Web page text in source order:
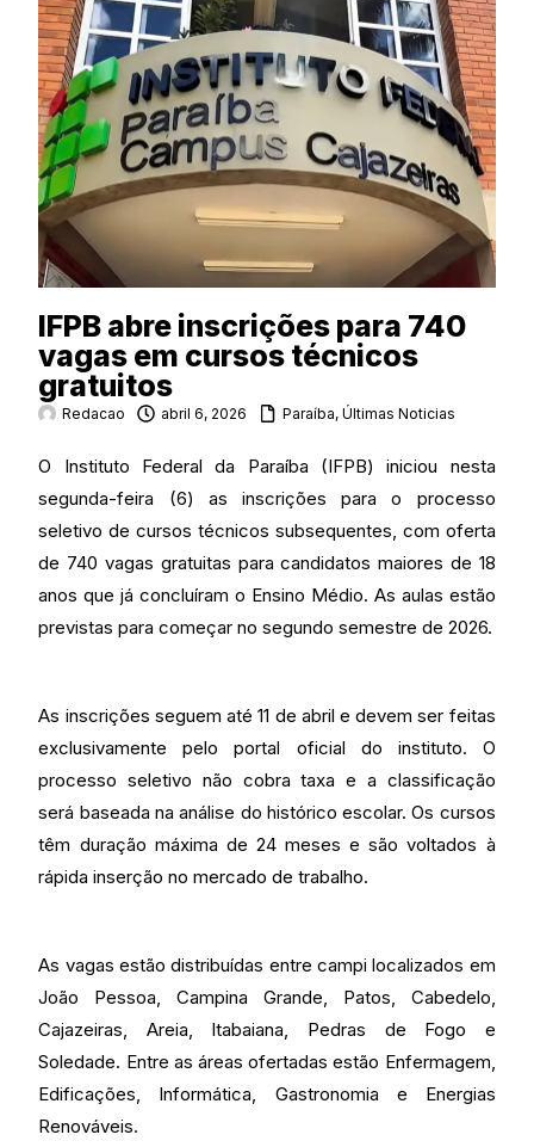
IFPB abre inscrições para 740
vagas em cursos técnicos
gratuitos
Redacao abril 6, 2026 Paraíba,Últimas Noticias
O Instituto Federal da Paraíba (IFPB) iniciou nesta
segunda-feira (6) as inscrições para o processo
seletivo de cursos técnicos subsequentes, com oferta
de 740 vagas gratuitas para candidatos maiores de 18
anos que já concluíram o Ensino Médio. As aulas estão
previstas para começar no segundo semestre de 2026.
As inscrições seguem até 11 de abril e devem ser feitas
exclusivamente pelo portal oficial do instituto. O
processo seletivo não cobra taxa e a classificação
será baseada na análise do histórico escolar. Os cursos
têm duração máxima de 24 meses e são voltados à
rápida inserção no mercado de trabalho.
As vagas estão distribuídas entre campi localizados em
João Pessoa, Campina Grande, Patos, Cabedelo,
Cajazeiras, Areia, Itabaiana, Pedras de Fogo e
Soledade. Entre as áreas ofertadas estão Enfermagem,
Edificações, Informática, Gastronomia e Energias
Renováveis.